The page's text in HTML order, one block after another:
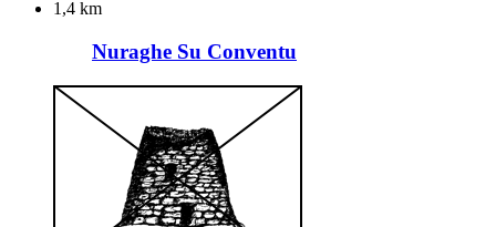
1,4 km
Nuraghe Su Conventu